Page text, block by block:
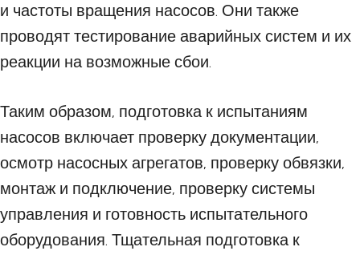
и частоты вращения насосов. Они также
проводят тестирование аварийных систем и их
реакции на возможные сбои.
Таким образом, подготовка к испытаниям
насосов включает проверку документации,
осмотр насосных агрегатов, проверку обвязки,
монтаж и подключение, проверку системы
управления и готовность испытательного
оборудования. Тщательная подготовка к